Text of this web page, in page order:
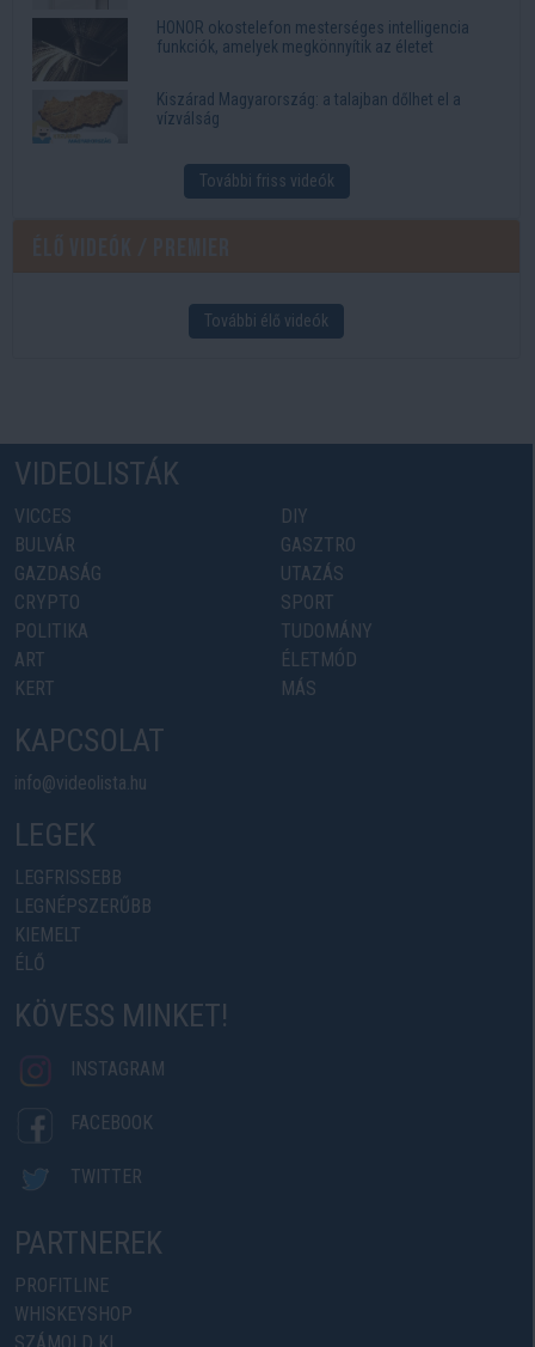
HONOR okostelefon mesterséges intelligencia
funkciók, amelyek megkönnyítik az életet
Kiszárad Magyarország: a talajban dőlhet el a
vízválság
További friss videók
További élő videók
VIDEOLISTÁK
VICCES
BULVÁR
GAZDASÁG
CRYPTO
POLITIKA
ART
KERT
DIY
GASZTRO
UTAZÁS
SPORT
TUDOMÁNY
ÉLETMÓD
MÁS
KAPCSOLAT
info@videolista.hu
LEGEK
LEGFRISSEBB
LEGNÉPSZERŰBB
KIEMELT
ÉLŐ
KÖVESS MINKET!
INSTAGRAM
FACEBOOK
TWITTER
PARTNEREK
PROFITLINE
WHISKEYSHOP